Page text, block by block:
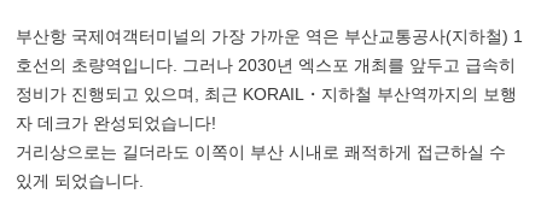
부산항 국제여객터미널의 가장 가까운 역은 부산교통공사(지하철) 1
호선의 초량역입니다. 그러나 2030년 엑스포 개최를 앞두고 급속히
정비가 진행되고 있으며, 최근 KORAIL・지하철 부산역까지의 보행
자 데크가 완성되었습니다!
거리상으로는 길더라도 이쪽이 부산 시내로 쾌적하게 접근하실 수
있게 되었습니다.